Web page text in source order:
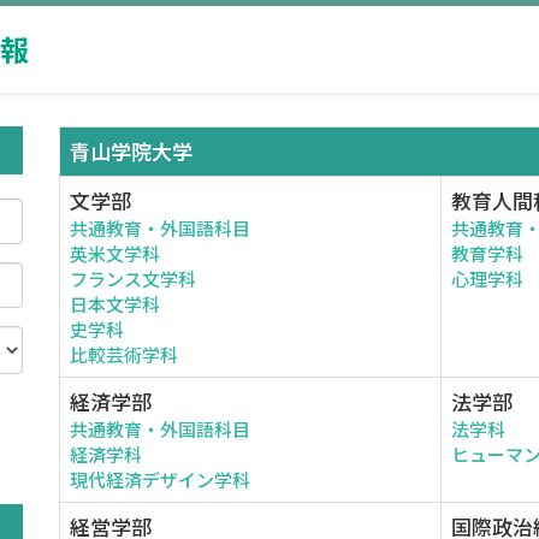
青山学院大学
文学部
共通教育・外国語科目
英米文学科
フランス文学科
日本文学科
史学科
比較芸術学科
教育人
共通教育
教育学科
心理学科
経済学部
共通教育・外国語科目
経済学科
現代経済デザイン学科
法学部
法学科
ヒューマ
経営学部 国際政